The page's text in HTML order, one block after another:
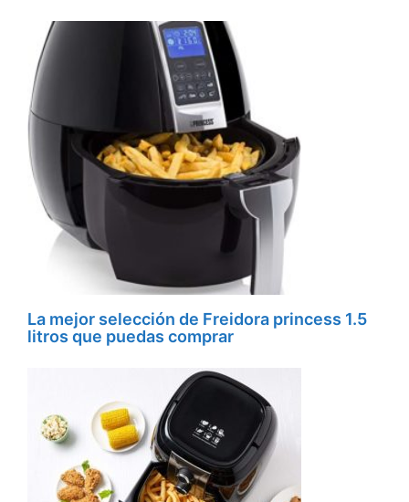
La mejor selección de Freidora princess 1.5
litros que puedas comprar